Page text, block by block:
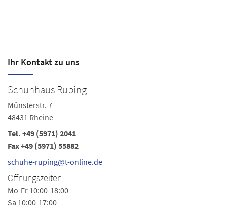
Ihr Kontakt zu uns
Schuhhaus Ruping
Münsterstr. 7
48431 Rheine
Tel. +49 (5971) 2041
Fax +49 (5971) 55882
schuhe-ruping@t-online.de
Öffnungszeiten
Mo-Fr 10:00-18:00
Sa 10:00-17:00